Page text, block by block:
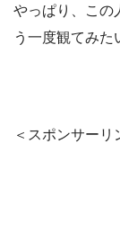
やっぱり、この
う一度観てみた
＜スポンサーリ